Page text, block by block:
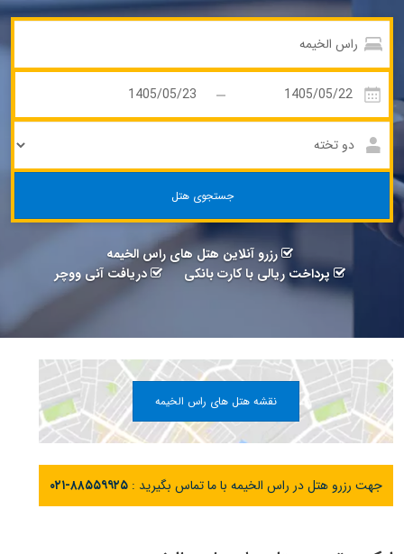
جستجوی هتل
رزرو آنلاین هتل های راس الخیمه
پرداخت ریالی با کارت بانکی
دریافت آنی ووچر
نقشه هتل های راس الخیمه
جهت رزرو هتل در راس الخیمه با ما تماس بگیرید : ۰۲۱-۸۸۵۵۹۹۲۵